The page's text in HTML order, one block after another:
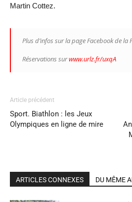
Martin Cottez.
Plus d’infos sur la page Facebook de la
Réservations surwww.urlz.fr/uxqA
Article précédent
Sport. Biathlon : les Jeux
Olympiques en ligne de mire
ARTICLES CONNEXES DU MÊME